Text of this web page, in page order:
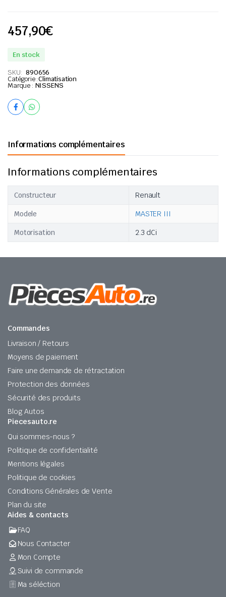
457,90€
En stock
SKU: 890656
Catégorie :Climatisation
Marque : NISSENS
Informations complémentaires
Informations complémentaires
Constructeur Renault
Modele MASTER III
Motorisation 2.3 dCi
Commandes
Livraison / Retours
Moyens de paiement
Faire une demande de rétractation
Protection des données
Sécurité des produits
Blog Autos
Piecesauto.re
Qui sommes-nous ?
Politique de confidentialité
Mentions légales
Politique de cookies
Conditions Générales de Vente
Plan du site
Aides & contacts
FAQ
Nous Contacter
Mon Compte
Suivi de commande
Ma séléction